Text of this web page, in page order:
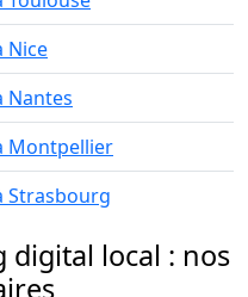
Nice
Nantes
Montpellier
Strasbourg
digital local : nos